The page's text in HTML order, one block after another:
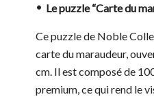
Le puzzle “Carte du
Ce puzzle de Noble
carte du maraudeur,
cm. Il est composé de
premium, ce qui rend le